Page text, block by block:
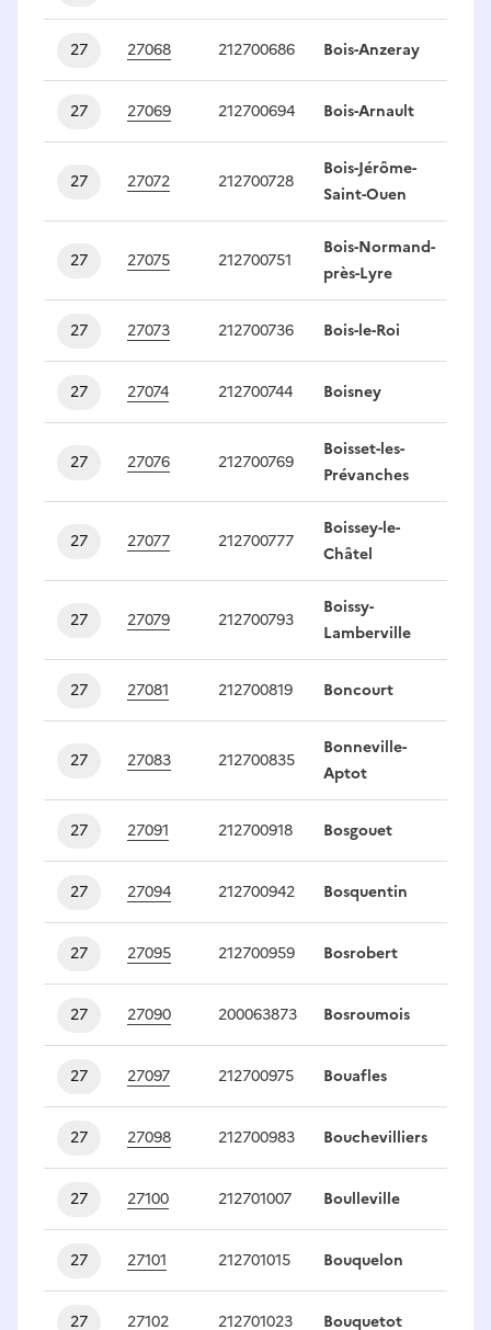
27 27068 212700686 Bois-Anzeray
27 27069 212700694 Bois-Arnault
27 27072 212700728
Bois-Jérôme-
Saint-Ouen
27 27075 212700751
Bois-Normand-
près-Lyre
27 27073 212700736 Bois-le-Roi
27 27074 212700744 Boisney
27 27076 212700769
Boisset-les-
Prévanches
27 27077 212700777
Boissey-le-
Châtel
27 27079 212700793
Boissy-
Lamberville
27 27081 212700819 Boncourt
27 27083 212700835
Bonneville-
Aptot
27 27091 212700918 Bosgouet
27 27094 212700942 Bosquentin
27 27095 212700959 Bosrobert
27 27090 200063873 Bosroumois
27 27097 212700975 Bouafles
27 27098 212700983 Bouchevilliers
27 27100 212701007 Boulleville
27 27101 212701015 Bouquelon
27 27102 212701023 Bouquetot